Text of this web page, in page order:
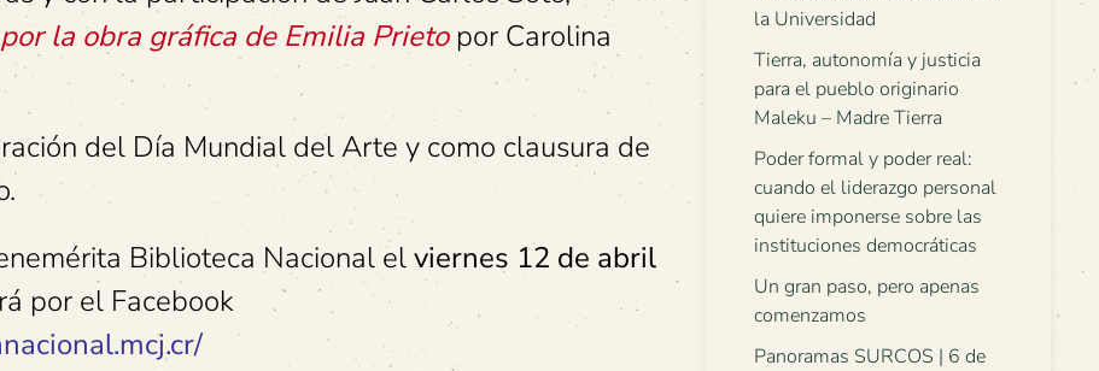
la obra gráfica de Emilia Prieto por Carolina
del Día Mundial del Arte y como clausura de
Biblioteca Nacional elviernes 12 de abril
por el Facebook
la Universidad
Tierra, autonomía y justicia
para el pueblo originario
Maleku – Madre Tierra
Poder formal y poder real:
cuando el liderazgo personal
quiere imponerse sobre las
instituciones democráticas
Un gran paso, pero apenas
comenzamos
Panoramas SURCOS | 6 de